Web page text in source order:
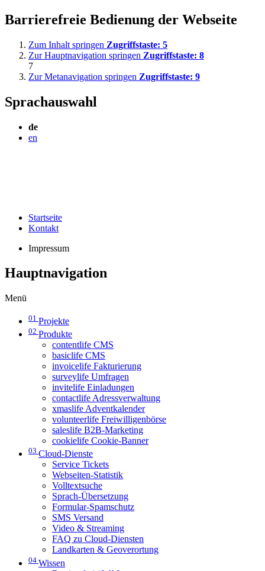
Barrierefreie Bedienung der Webseite
Zum Inhalt springen Zugriffstaste: 5
Zur Hauptnavigation springen Zugriffstaste: 8
7
Zur Metanavigation springen Zugriffstaste: 9
Sprachauswahl
de
en
Startseite
Kontakt
Impressum
Hauptnavigation
Menü
01 Projekte
02 Produkte
contentlife CMS
basiclife CMS
invoicelife Fakturierung
surveylife Umfragen
invitelife Einladungen
contactlife Adressverwaltung
xmaslife Adventkalender
volunteerlife Freiwilligenbörse
saleslife B2B-Marketing
cookielife Cookie-Banner
03 Cloud-Dienste
Service Tickets
Webseiten-Statistik
Volltextsuche
Sprach-Übersetzung
Formular-Spamschutz
SMS Versand
Video & Streaming
FAQ zu Cloud-Diensten
Landkarten & Geoverortung
04 Wissen